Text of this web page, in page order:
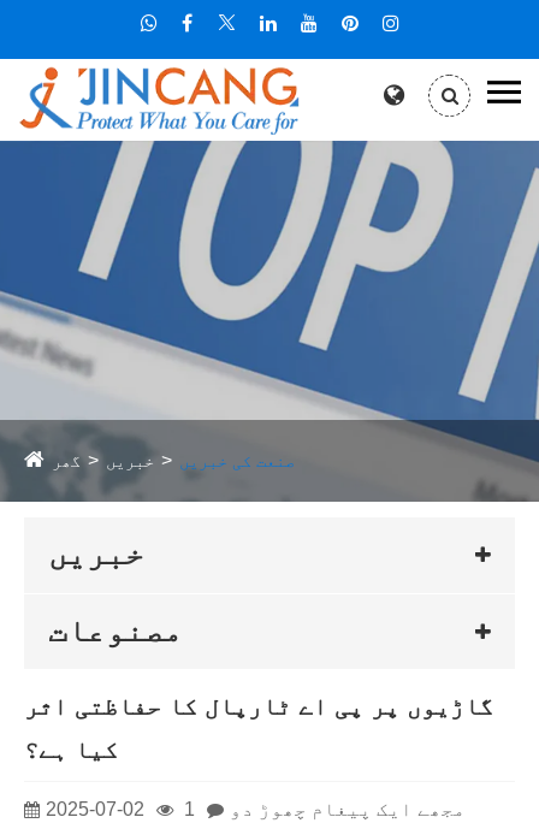
گھر خبریں صنعت کی خبریں
خبریں
مصنوعات
گاڑیوں پر پی اے ٹارپال کا حفاظتی اثر
کیا ہے؟
2025-07-02 1 مجھے ایک پیغام چھوڑ دو